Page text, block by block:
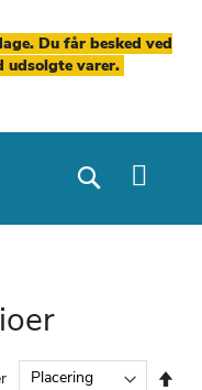
Du får besked ved
udsolgte varer.
Search